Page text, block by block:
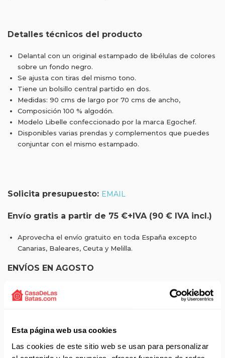
Esta página web usa cookies
Las cookies de este sitio web se usan para personalizar
Detalles técnicos del producto
Delantal con un original estampado de libélulas de colores
sobre un fondo negro.
Se ajusta con tiras del mismo tono.
Tiene un bolsillo central partido en dos.
Medidas: 90 cms de largo por 70 cms de ancho,
Composición 100 % algodón.
Modelo Libelle confeccionado por la marca Egochef.
Disponibles varias prendas y complementos que puedes
conjuntar con el mismo estampado.
Solicita presupuesto: EMAIL
Envío gratis a partir de 75 €+IVA (90 € IVA incl.)
Aprovecha el envío gratuito en toda España excepto
Canarias, Baleares, Ceuta y Melilla.
ENVÍOS EN AGOSTO
No realizamos envíos del 10 al 21 de agosto.
Reanudamos envíos el día 24 de agosto para productos
pedido se envía cuando está completo.
Los productos sin disponibilidad 24 horas serán servidos a
partir de la fecha indicada en cada producto según fábrica.